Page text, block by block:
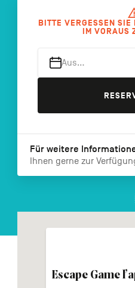
Navigation
secondaire
BITTE VERGESSEN
IM VORAUS
Aus…
Für weitere
Ihnen gerne zur
Escape Game